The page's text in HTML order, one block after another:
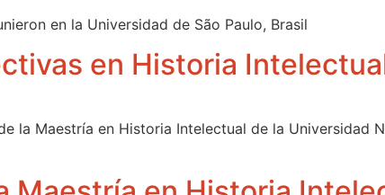
en la Universidad de São Paulo, Brasil
en Historia
la Maestría en Historia Intelectual de la Universidad